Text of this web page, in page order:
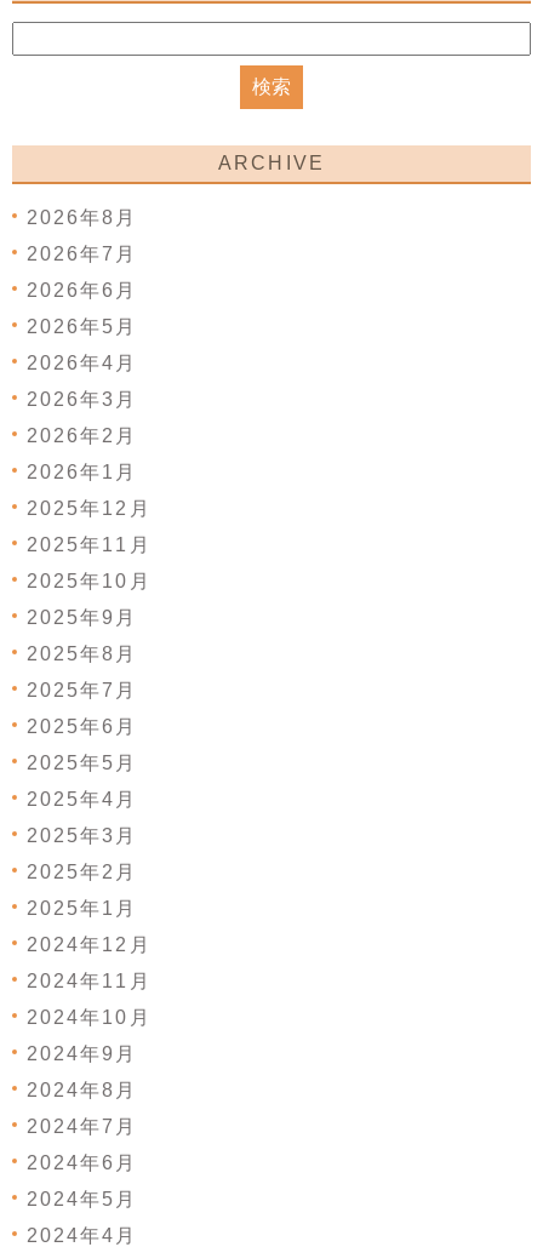
ARCHIVE
2026年8月
2026年7月
2026年6月
2026年5月
2026年4月
2026年3月
2026年2月
2026年1月
2025年12月
2025年11月
2025年10月
2025年9月
2025年8月
2025年7月
2025年6月
2025年5月
2025年4月
2025年3月
2025年2月
2025年1月
2024年12月
2024年11月
2024年10月
2024年9月
2024年8月
2024年7月
2024年6月
2024年5月
2024年4月